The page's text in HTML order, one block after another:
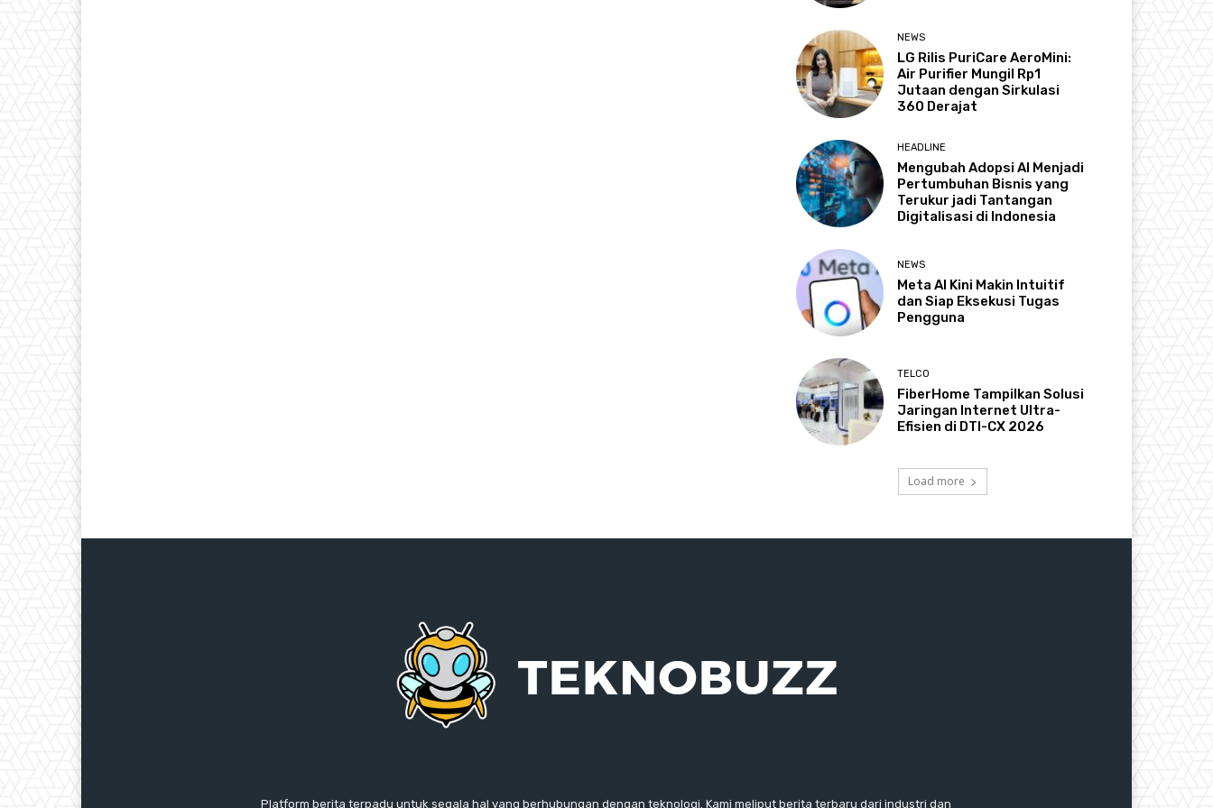
NEWS
LG Rilis PuriCare AeroMini:
Air Purifier Mungil Rp1
Jutaan dengan Sirkulasi
360 Derajat
HEADLINE
Mengubah Adopsi AI Menjadi
Pertumbuhan Bisnis yang
Terukur jadi Tantangan
Digitalisasi di Indonesia
NEWS
Meta AI Kini Makin Intuitif
dan Siap Eksekusi Tugas
Pengguna
TELCO
FiberHome Tampilkan Solusi
Jaringan Internet Ultra-
Efisien di DTI-CX 2026
Load more
Platform berita terpadu untuk segala hal yang berhubungan dengan teknologi. Kami meliput berita terbaru dari industri dan